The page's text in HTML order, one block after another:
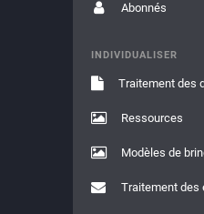
Abonnés
INDIVIDUALISER
Ressources
Modèles de
Traitement des